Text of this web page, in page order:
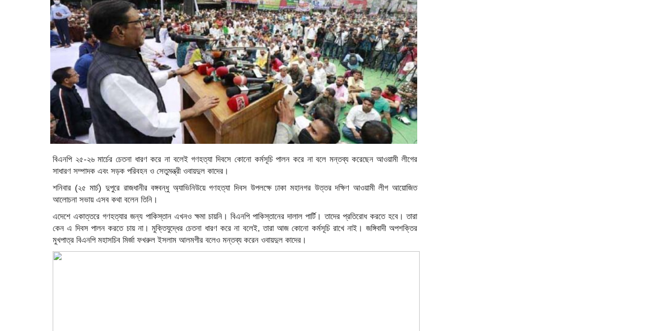
বিএনপি ২৫-২৬ মার্চের চেতনা ধারণ করে না বলেই গণহত্যা দিবসে কোনো কর্মসূচি পালন করে না বলে মন্তব্য করেছেন আওয়ামী লীগের
সাধারণ সম্পাদক এবং সড়ক পরিবহন ও সেতুমন্ত্রী ওবায়দুল কাদের।
শনিবার (২৫ মার্চ) দুপুরে রাজধানীর বঙ্গবন্ধু অ্যাভিনিউয়ে গণহত্যা দিবস উপলক্ষে ঢাকা মহানগর উত্তর দক্ষিণ আওয়ামী লীগ আয়োজিত
আলোচনা সভায় এসব কথা বলেন তিনি।
এদেশে একাত্তরে গণহত্যার জন্য পাকিস্তান এখনও ক্ষমা চায়নি। বিএনপি পাকিস্তানের দালাল পার্টি। তাদের প্রতিরোধ করতে হবে। তারা
কেন এ দিবস পালন করতে চায় না। মুক্তিযুদ্ধের চেতনা ধারণ করে না বলেই, তারা আজ কোনো কর্মসূচি রাখে নাই। জঙ্গিবাদী অপশক্তির
মুখপাত্র বিএনপি মহাসচিব মির্জা ফখরুল ইসলাম আলমগীর বলেও মন্তব্য করেন ওবায়দুল কাদের।